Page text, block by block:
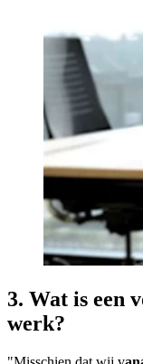
3. Wat is een
werk?